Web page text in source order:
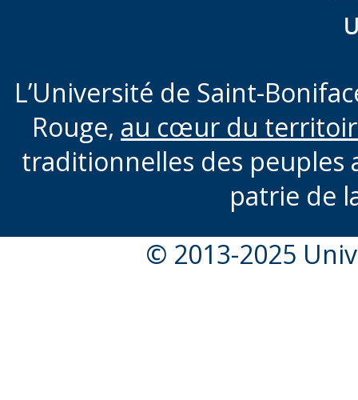
L’Université de Saint-
Rouge, au cœur du
traditionnelles des peuples
patrie de
© 2013-2025